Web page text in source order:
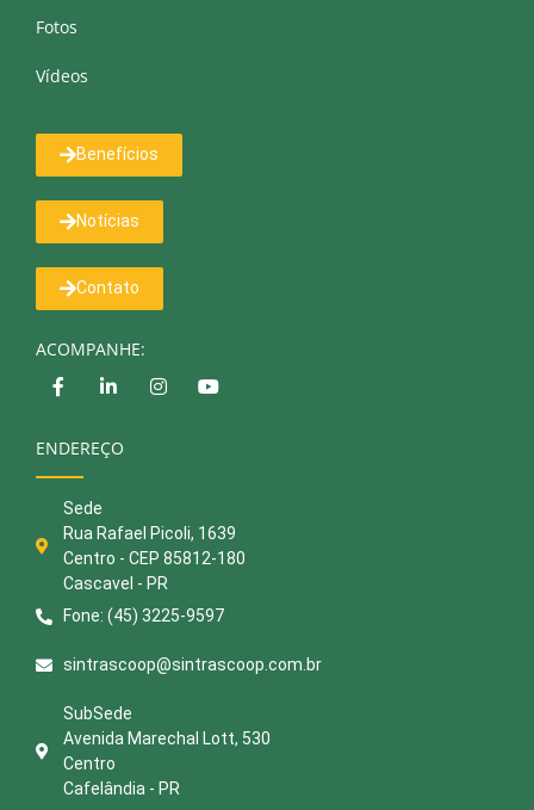
Fotos
Vídeos
Benefícios
Notícias
Contato
ACOMPANHE:
ENDEREÇO
Sede
Rua Rafael Picoli, 1639
Centro - CEP 85812-180
Cascavel - PR
Fone: (45) 3225-9597
sintrascoop@sintrascoop.com.br
SubSede
Avenida Marechal Lott, 530
Centro
Cafelândia - PR